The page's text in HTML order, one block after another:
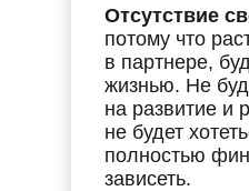
Отсутствие
потому что
в партнере,
жизнью. Не
на развитие и
не будет
полностью
зависеть.